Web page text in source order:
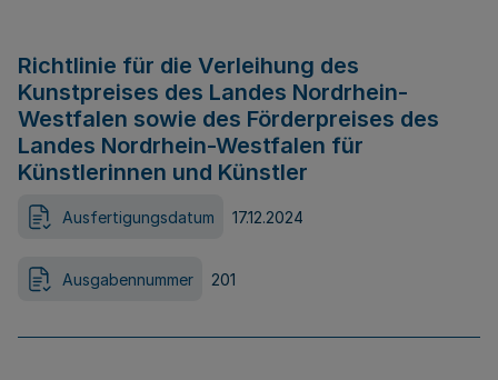
Richtlinie für die Verleihung des
Kunstpreises des Landes Nordrhein-
Westfalen sowie des Förderpreises des
Landes Nordrhein-Westfalen für
Künstlerinnen und Künstler
Ausfertigungsdatum 17.12.2024
Ausgabennummer 201